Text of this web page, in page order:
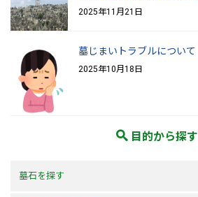
2025年11月21日
墓じまいトラブルについて
2025年10月18日
目的から探す
墓石を探す